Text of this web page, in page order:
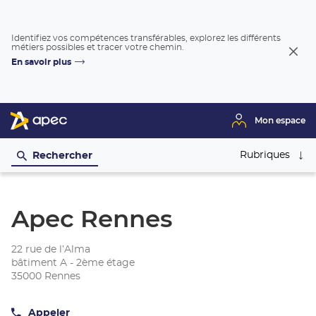
Identifiez vos compétences transférables, explorez les différents
métiers possibles et tracer votre chemin.
En savoir plus
Mon espace
Rechercher Rubriques
Apec Rennes
22 rue de l’Alma
bâtiment A - 2ème étage
35000 Rennes
Appeler